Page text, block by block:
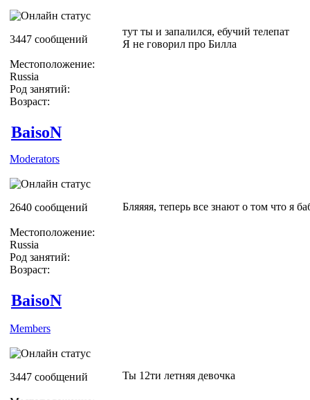
3447 сообщений
Местоположение:
Russia
Род занятий:
Возраст:
тут ты и запалился, ебучий телепат
Я не говорил про Билла
BaisoN
Moderators
2640 сообщений
Местоположение:
Russia
Род занятий:
Возраст:
Бляяяя, теперь все знают о том что я
BaisoN
Members
3447 сообщений Ты 12ти летняя девочка